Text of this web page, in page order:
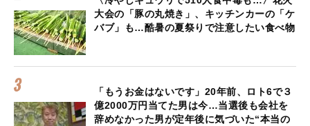
大会の「豚の丸焼き」、キッチンカーの「ケ
バブ」も…酷暑の夏祭りで注意したい食べ物
「もうお金はないです」20年前、ロト6で３
億2000万円当てた男は今…当選後も会社を
辞めなかった男が定年後に気づいた“本当の